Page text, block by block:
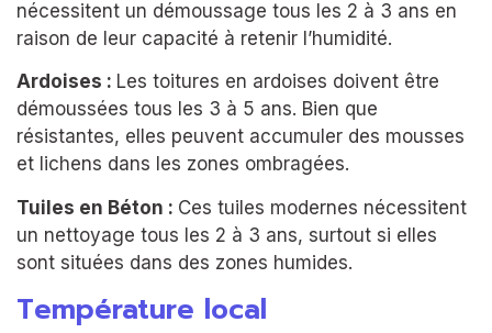
nécessitent un démoussage tous les 2 à 3 ans en
raison de leur capacité à retenir l’humidité.
Ardoises : Les toitures en ardoises doivent être
démoussées tous les 3 à 5 ans. Bien que
résistantes, elles peuvent accumuler des mousses
et lichens dans les zones ombragées.
Tuiles en Béton : Ces tuiles modernes nécessitent
un nettoyage tous les 2 à 3 ans, surtout si elles
sont situées dans des zones humides.
Température local